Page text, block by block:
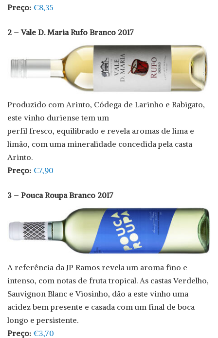
Preço: €8,35
2 – Vale D. Maria Rufo Branco 2017
Produzido com Arinto, Códega de Larinho e Rabigato,
este vinho duriense tem um
perfil fresco, equilibrado e revela aromas de lima e
limão, com uma mineralidade concedida pela casta
Arinto.
Preço: €7,90
3 – Pouca Roupa Branco 2017
A referência da JP Ramos revela um aroma fino e
intenso, com notas de fruta tropical. As castas Verdelho,
Sauvignon Blanc e Viosinho, dão a este vinho uma
acidez bem presente e casada com um final de boca
longo e persistente.
Preço: €3,70